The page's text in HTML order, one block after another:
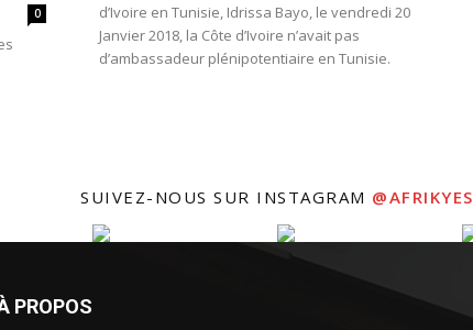
0
d’Ivoire en Tunisie, Idrissa Bayo, le vendredi 20
Janvier 2018, la Côte d’Ivoire n’avait pas
d’ambassadeur plénipotentiaire en Tunisie.
SUIVEZ-NOUS SUR INSTAGRAM @AFRIKYES
PROPOS